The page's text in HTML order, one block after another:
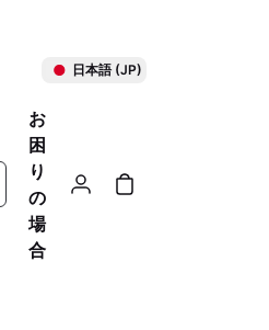
日本語 (JP)
お
困
り
の
場
合